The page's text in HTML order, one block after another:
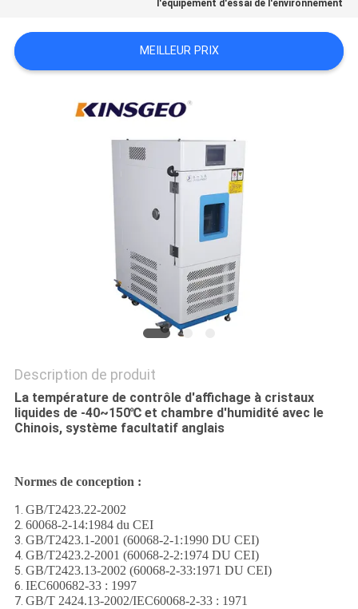
SITE
PRIVACY
POLICY
l'équipement d'essai de l'environnement
MEILLEUR PRIX
Description de produit
La température de contrôle d'affichage à cristaux
liquides de -40~150℃ et chambre d'humidité avec le
Chinois, système facultatif anglais
Normes de conception :
1. GB/T2423.22-2002
2. 60068-2-14:1984 du CEI
3. GB/T2423.1-2001 (60068-2-1:1990 DU CEI)
4. GB/T2423.2-2001 (60068-2-2:1974 DU CEI)
5. GB/T2423.13-2002 (60068-2-33:1971 DU CEI)
6. IEC600682-33 : 1997
7. GB/T 2424.13-2002/IEC60068-2-33 : 1971